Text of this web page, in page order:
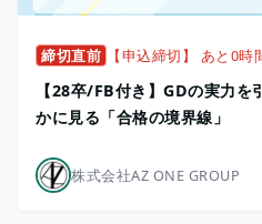
締切直前 【申込締切】 あと0時
【28卒/FB付き】GDの実力
かに見る「合格の境界線」
株式会社AZ ONE GROUP